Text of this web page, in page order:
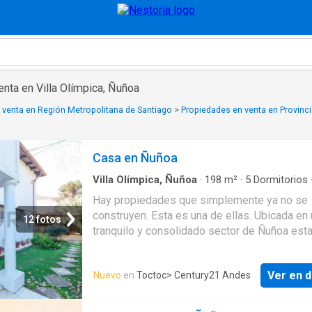
en Villa Olímpica, Ñuñoa
en Región Metropolitana de Santiago > Propiedades en venta en
12 fotos
Casa en Ñuñoa
Villa Olímpica, Ñuñoa · 198 m² · 5 Dormitorios ·
Terraza·Patio
Hay propiedades que simplemente ya no se
construyen. Esta es una de ellas. Ubicada en
tranquilo y consolidado sector de Ñuñoa esta
amplitud excelente distribución y el enorme
potencial que ofrece tanto para vivir como
invertir. Con un amplio terreno y espacios
de encontrar en la actualidad la propiedad
Nuevo en Toctoc> Century21 Andes Ver en